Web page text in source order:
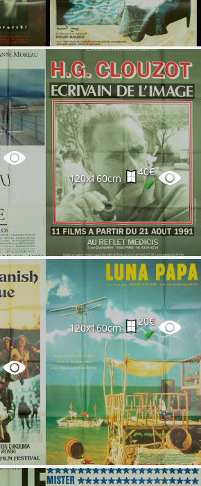
120x160cm
40€
✔
120x160cm
20€
✔